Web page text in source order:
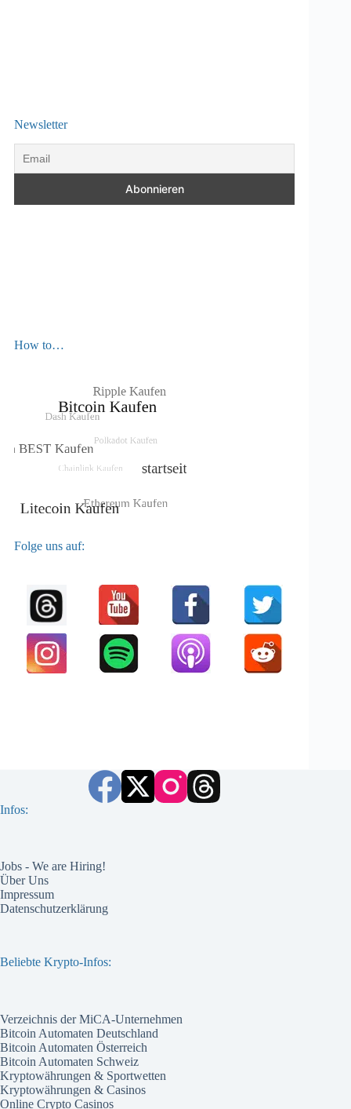
Newsletter
How to…
Folge uns auf:
Infos:
Jobs - We are Hiring!
Über Uns
Impressum
Datenschutzerklärung
Beliebte Krypto-Infos:
Verzeichnis der MiCA-Unternehmen
Bitcoin Automaten Deutschland
Bitcoin Automaten Österreich
Bitcoin Automaten Schweiz
Kryptowährungen & Sportwetten
Kryptowährungen & Casinos
Online Crypto Casinos